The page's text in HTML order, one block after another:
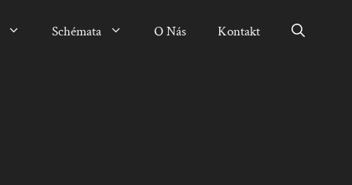
Schémata O Nás Kontakt